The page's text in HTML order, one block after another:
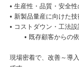
• 生産性・品質・安全
• 新製品量産に向けた
• コストダウン・工法
• 既存顧客からの依
現場密着で、改善～導